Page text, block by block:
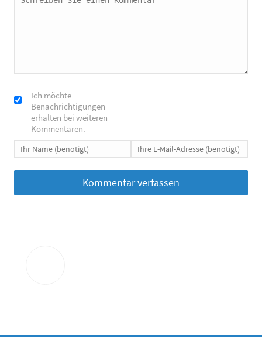
Ich möchte
Benachrichtigungen
erhalten bei weiteren
Kommentaren.